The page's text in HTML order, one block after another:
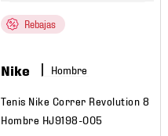
Rebajas
Nike Hombre
Tenis Nike Correr Revolution 8
Hombre HJ9198-005